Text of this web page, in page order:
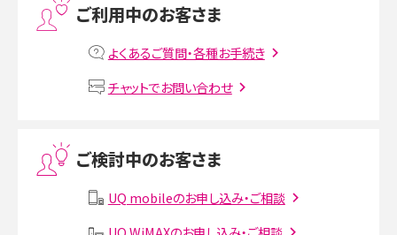
MNOとは？MVNOやMVNEとの違いやメリット・デメリットを解説
VPN接続とは？仕組みや必要性、メリット・デメリット、接続方法を解説
Instagram（インスタグラム）でスクショするとバレる？バレるケースや撮り方も解
SMSとは？料金やできること、注意点や届かない時の対処法を解説
ご利用中のお客さま
よくあるご質問・各種お手続き
チャットでお問い合わせ
ご検討中のお客さま
UQ mobileのお申し込み・ご相談